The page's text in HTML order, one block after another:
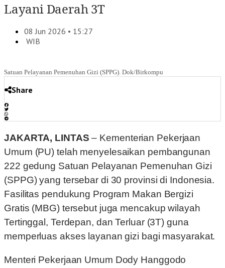
Layani Daerah 3T
08 Jun 2026 • 15:27
WIB
Satuan Pelayanan Pemenuhan Gizi (SPPG). Dok/Birkompu
Share
JAKARTA, LINTAS– Kementerian Pekerjaan
Umum (PU) telah menyelesaikan pembangunan
222 gedung Satuan Pelayanan Pemenuhan Gizi
(SPPG) yang tersebar di 30 provinsi di Indonesia.
Fasilitas pendukung Program Makan Bergizi
Gratis (MBG) tersebut juga mencakup wilayah
Tertinggal, Terdepan, dan Terluar (3T) guna
memperluas akses layanan gizi bagi masyarakat.
Menteri Pekerjaan Umum Dody Hanggodo